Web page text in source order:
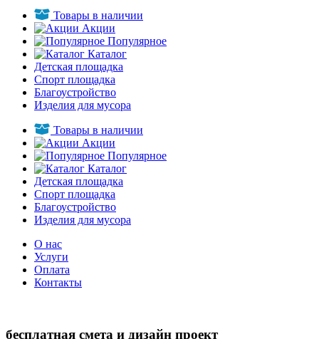
Товары в наличии
Акции
Популярное
Каталог
Детская площадка
Спорт площадка
Благоустройство
Изделия для мусора
Товары в наличии
Акции
Популярное
Каталог
Детская площадка
Спорт площадка
Благоустройство
Изделия для мусора
О нас
Услуги
Оплата
Контакты
бесплатная смета и дизайн проект